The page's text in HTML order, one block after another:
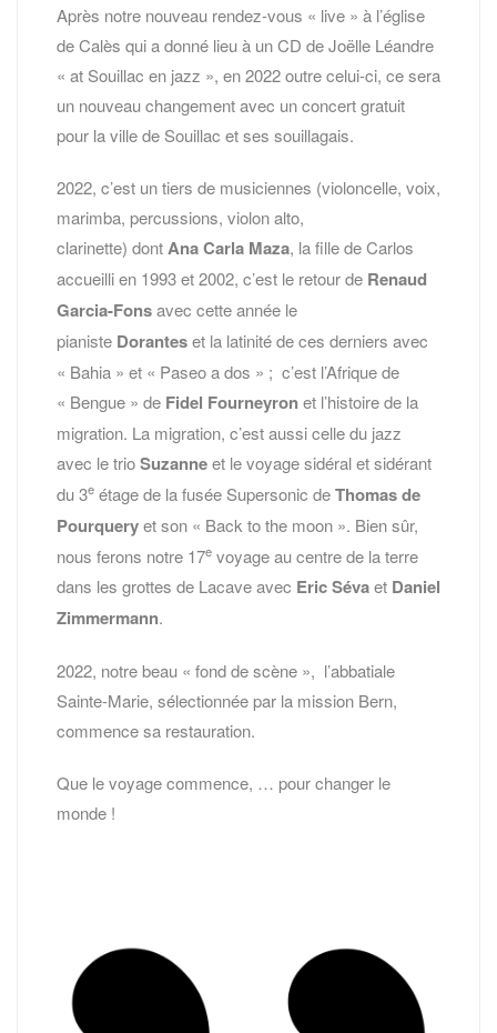
Après notre nouveau rendez-vous « live » à l’église
de Calès qui a donné lieu à un CD de Joëlle Léandre
« at Souillac en jazz », en 2022 outre celui-ci, ce sera
un nouveau changement avec un concert gratuit
pour la ville de Souillac et ses souillagais.
2022, c’est un tiers de musiciennes (violoncelle, voix,
marimba, percussions, violon alto,
clarinette) dontAna Carla Maza, la fille de Carlos
accueilli en 1993 et 2002, c’est le retour de Renaud
Garcia-Fonsavec cette année le
pianiste Doranteset la latinité de ces derniers avec
« Bahia » et « Paseo a dos » ; c’est l’Afrique de
« Bengue » de Fidel Fourneyronet l’histoire de la
migration. La migration, c’est aussi celle du jazz
avec le trioSuzanneet le voyage sidéral et sidérant
du 3e étage de la fusée Supersonic deThomas de
Pourqueryet son « Back to the moon ». Bien sûr,
nous ferons notre 17e voyage au centre de la terre
dans les grottes de Lacave avec Eric Sévaet Daniel
Zimmermann.
2022, notre beau « fond de scène », l’abbatiale
Sainte-Marie, sélectionnée par la mission Bern,
commence sa restauration.
Que le voyage commence, … pour changer le
monde !